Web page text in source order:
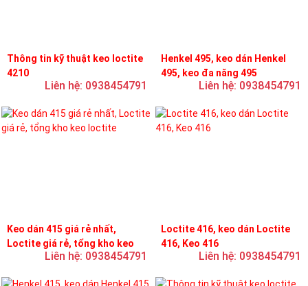
Thông tin kỹ thuật keo loctite
4210
Liên hệ: 0938454791
Henkel 495, keo dán Henkel
495, keo đa năng 495
Liên hệ: 0938454791
Keo dán 415 giá rẻ nhất,
Loctite giá rẻ, tổng kho keo
Liên hệ: 0938454791
Loctite 416, keo dán Loctite
416, Keo 416
Liên hệ: 0938454791